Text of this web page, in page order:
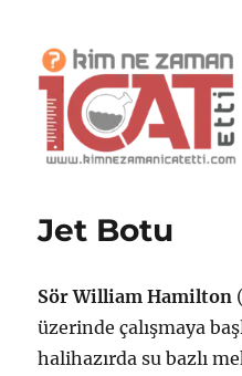
Jet Botu
Sör William Hamilton
üzerinde çalışmaya
halihazırda su bazlı